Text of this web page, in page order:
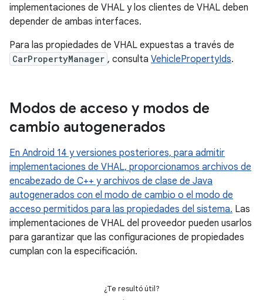
implementaciones de VHAL y los clientes de VHAL deben
depender de ambas interfaces.
Para las propiedades de VHAL expuestas a través de
CarPropertyManager , consulta VehiclePropertyIds.
Modos de acceso y modos de
cambio autogenerados
En Android 14 y versiones posteriores, para admitir
implementaciones de VHAL, proporcionamos archivos de
encabezado de C++ y archivos de clase de Java
autogenerados con el modo de cambio o el modo de
acceso permitidos para las propiedades del sistema. Las
implementaciones de VHAL del proveedor pueden usarlos
para garantizar que las configuraciones de propiedades
cumplan con la especificación.
¿Te resultó útil?